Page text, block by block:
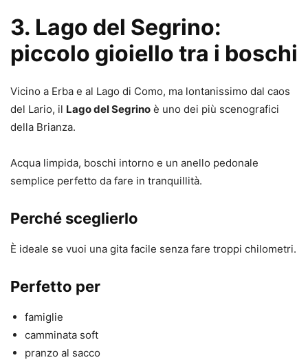
3. Lago del Segrino:
piccolo gioiello tra i boschi
Vicino a Erba e al Lago di Como, ma lontanissimo dal caos
del Lario, il Lago del Segrino è uno dei più scenografici
della Brianza.
Acqua limpida, boschi intorno e un anello pedonale
semplice perfetto da fare in tranquillità.
Perché sceglierlo
È ideale se vuoi una gita facile senza fare troppi chilometri.
Perfetto per
famiglie
camminata soft
pranzo al sacco